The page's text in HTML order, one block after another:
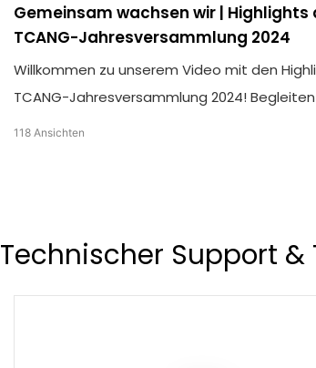
Gemeinsam wachsen wir | Highlights
TCANG-Jahresversammlung 2024
Willkommen zu unserem Video mit den
TCANG-Jahresversammlung 2024! Begleiten
einer Reise durch die großartigen Momente
118 Ansichten
Technischer Support &